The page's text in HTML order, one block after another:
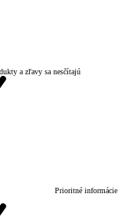
a zľavy sa nesčítajú
Prioritné informácie